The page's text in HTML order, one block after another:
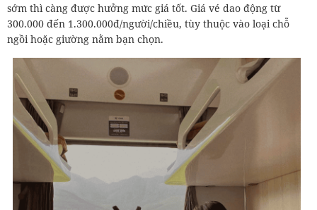
sớm thì càng được hưởng mức giá tốt. Giá vé dao động từ
300.000 đến 1.300.000đ/người/chiều, tùy thuộc vào loại chỗ
ngồi hoặc giường nằm bạn chọn.